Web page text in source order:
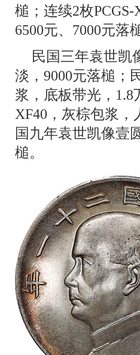
槌；连续2枚
6500元、7000元落
民国三年袁世凯
淡，9000元落槌；
浆，底板带光，1.8
XF40，灰棕包浆，
国九年袁世凯像壹
槌。